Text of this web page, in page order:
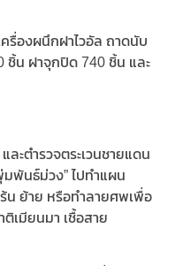
รื่องผนึกฝาไวอัล ถาดนับ
ชิ้น ฝาจุกปิด 740 ชิ้น และ
ะตำรวจตระเวนชายแดน
พันธ์ม่วง” ไปทำแผน
น ย้าย หรือทำลายศพเพื่อ
เมียนมา เชื้อสาย